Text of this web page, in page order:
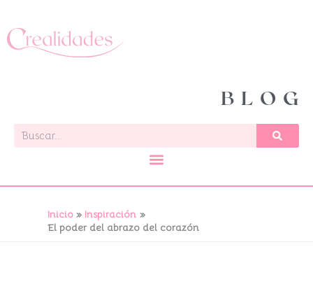
al
contenido
BLOG
Buscar
Inicio
Inspiración
El poder del abrazo del corazón